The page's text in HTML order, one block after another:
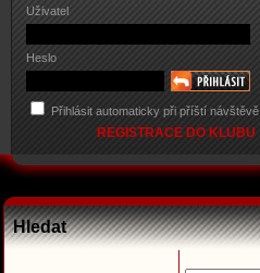
Uživatel
Heslo
Přihlásit automaticky při příští návštěvě
REGISTRACE DO KLUBU
Hledat